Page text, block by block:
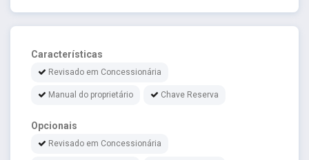
Características
Revisado em Concessionária
Manual do proprietário Chave Reserva
Opcionais
Revisado em Concessionária